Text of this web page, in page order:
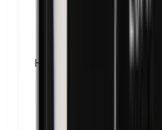
Harina de maíz